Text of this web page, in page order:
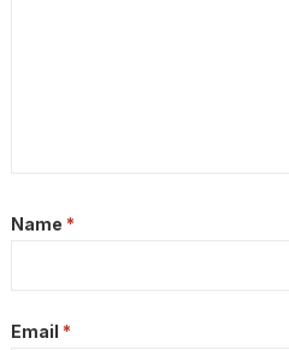
Name *
Email *